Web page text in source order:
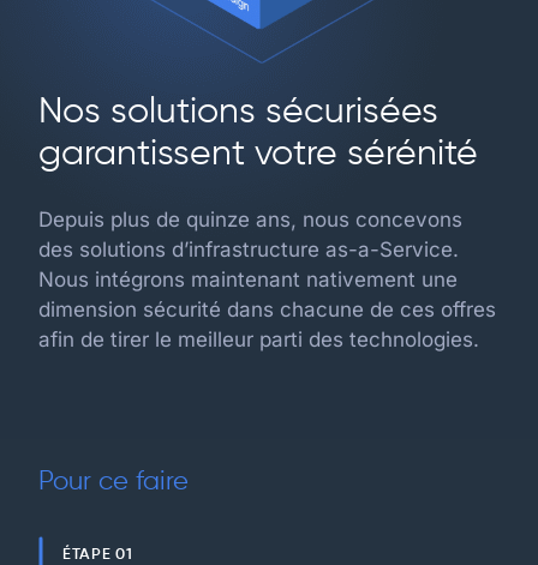
Nos solutions sécurisées
garantissent votre sérénité
Depuis plus de quinze ans, nous concevons
des solutions d’infrastructure as-a-Service.
Nous intégrons maintenant nativement une
dimension sécurité dans chacune de ces offres
afin de tirer le meilleur parti des technologies.
Pour ce faire
ÉTAPE 01